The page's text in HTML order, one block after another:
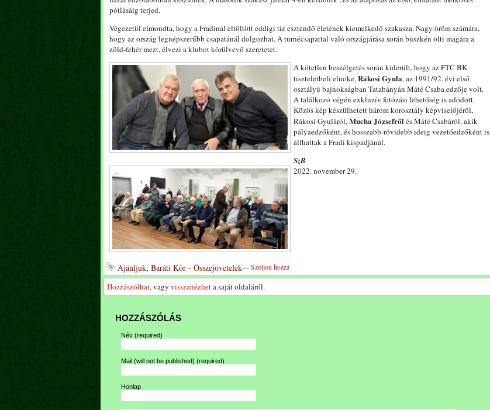
pótlásáig terjed.
Végezetül elmondta, hogy a Fradinál eltöltött eddigi tíz esztendő életének kiemelkedő szakasza. Nagy öröm számára,
hogy az ország legnépszerűbb csapatánál dolgozhat. A turnécsapattal való országjárása során büszkén ölti magára a
zöld-fehér mezt, élvezi a klubot körülvevő szeretetet.
A kötetlen beszélgetés során kiderült, hogy az FTC BK
tiszteletbeli elnöke,Rákosi Gyula, az 1991/92. évi első
osztályú bajnokságban Tatabányán Máté Csaba edzője volt.
A találkozó végén exkluzív fotózási lehetőség is adódott.
Közös kép készülhetett három korosztály képviselőjéről,
Rákosi Gyuláról,Mucha Józsefrőlés Máté Csabáról, akik
pályaedzőként, és hosszabb-rövidebb ideig vezetőedzőként is
állhattak a Fradi kispadjánál.
SzB
2022. november 29.
Ajánljuk, Baráti Kör - Összejövetelek---Szóljon hozzá
Hozzászólhat, vagy visszanézheta saját oldaláról.
HOZZÁSZÓLÁS
Név (required)
Mail (will not be published) (required)
Honlap